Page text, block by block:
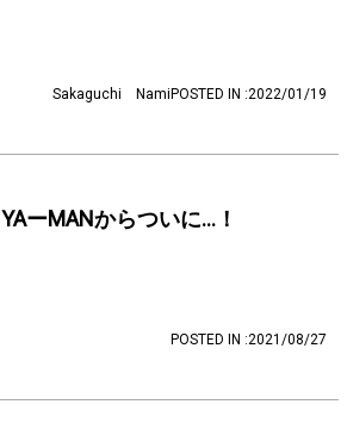
Sakaguchi Nami POSTED IN :2022/01/19
YAーMANからついに…！
POSTED IN :2021/08/27